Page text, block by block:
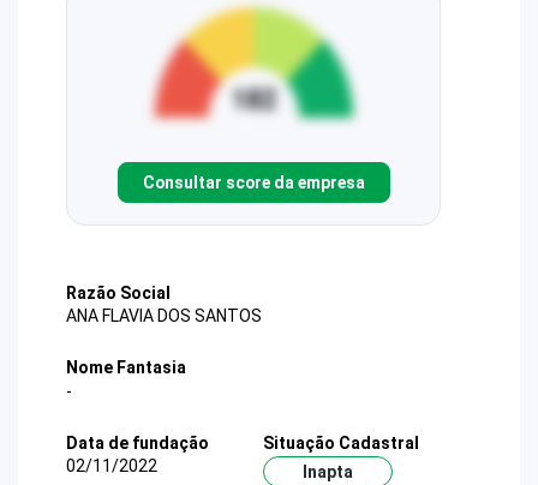
Consultar score da empresa
Razão Social
ANA FLAVIA DOS SANTOS
Nome Fantasia
-
Data de fundação
02/11/2022
Situação Cadastral
Inapta